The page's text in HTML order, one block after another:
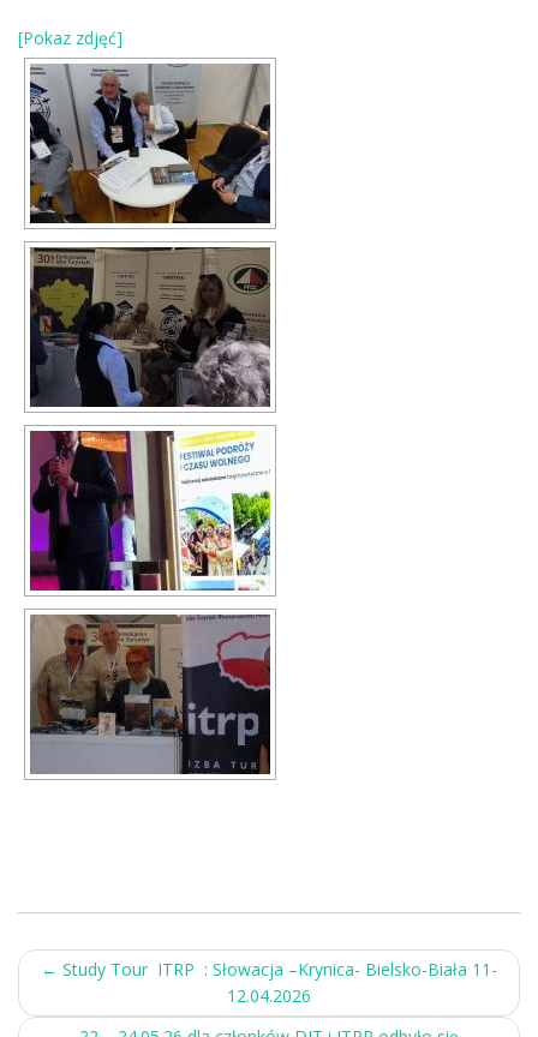
[Pokaz zdjęć]
Post
navigation
← Study Tour ITRP : Słowacja –Krynica- Bielsko-Biała 11-
12.04.2026